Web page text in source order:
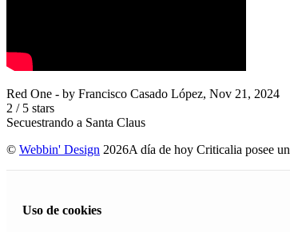
Red One - by Francisco Casado López, Nov 21, 2024
2 / 5 stars
Secuestrando a Santa Claus
© Webbin' Design 2026A día de hoy Criticalia posee
Uso de cookies